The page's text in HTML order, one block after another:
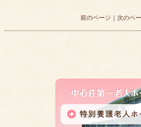
前のページ ｜ 次のペ